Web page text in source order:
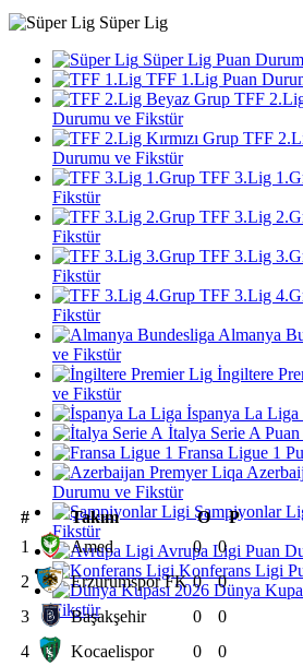
Süper Lig
Süper Lig Puan
TFF 1.Lig Puan
TFF
Durumu ve Fikstür
TFF
Durumu ve Fikstür
TFF 3.Lig
Fikstür
TFF 3.Lig
Fikstür
TFF 3.Lig
Fikstür
TFF 3.Lig
Fikstür
Almanya
ve Fikstür
İngiltere
ve Fikstür
İspanya La
İtalya Serie A
Fransa Ligue 1
Durumu ve Fikstür
Şampiyonlar
Fikstür
Avrupa Ligi Puan
Konferans Ligi
Dünya
Fikstür
# Takım O
P
1
Amed 0
0
2
Erzurumspor FK 0
0
3
Başakşehir 0
0
4
Kocaelispor 0 0